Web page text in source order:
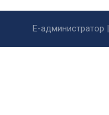
Е-администратор |